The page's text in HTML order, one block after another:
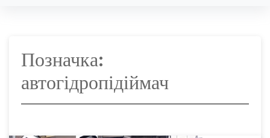
Позначка:
автогідропідіймач